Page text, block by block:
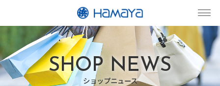
SHOP NEWS
ショップニュース